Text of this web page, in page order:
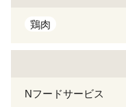
鶏肉
Nフードサービス